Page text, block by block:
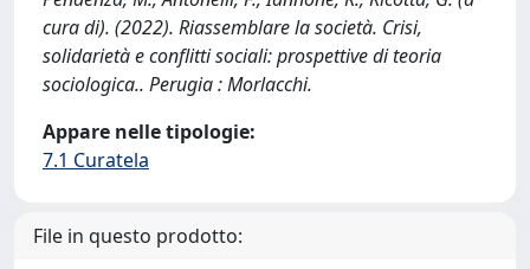
cura di). (2022). Riassemblare la società. Crisi,
solidarietà e conflitti sociali: prospettive di teoria
sociologica.. Perugia : Morlacchi.
Appare nelle tipologie:
7.1 Curatela
File in questo prodotto: